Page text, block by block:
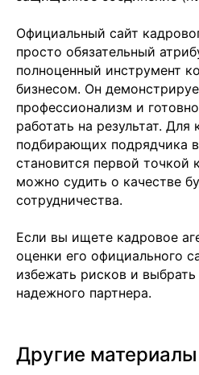
Официальный сайт
просто обязательный
полноценный инструмент
бизнесом. Он
профессионализм и
работать на результат. Для
подбирающих подрядчика
становится первой точкой
можно судить о качестве
сотрудничества.
Если вы ищете кадровое
оценки его официального
избежать рисков и выбрать
надежного партнера.
Другие материалы
Отправить заявку
Москва
м. Новые Черемушки, Бизнес
"Черри Тауэр" ул.
Limassol, Cyprus
+7 499 380 89 20
info@it-atlas.ru